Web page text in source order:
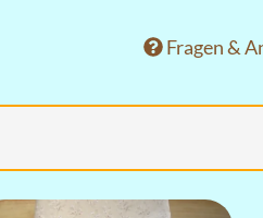
Fragen &